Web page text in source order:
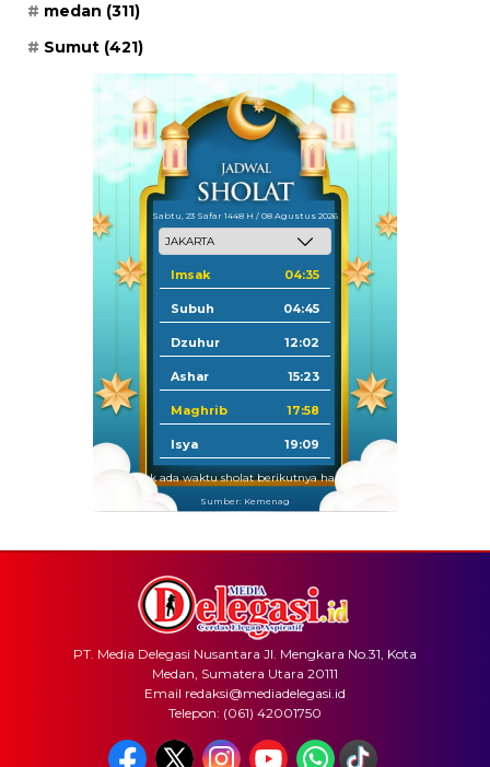
medan (311)
Sumut (421)
Sabtu, 23 Safar 1448 H / 08 Agustus 2026
Imsak 04:35
Subuh 04:45
Dzuhur 12:02
Ashar 15:23
Maghrib 17:58
Isya 19:09
Tidak ada waktu sholat berikutnya hari ini.
Sumber: Kemenag
PT. Media Delegasi Nusantara Jl. Mengkara No.31, Kota
Medan, Sumatera Utara 20111
Email redaksi@mediadelegasi.id
Telepon: (061) 42001750